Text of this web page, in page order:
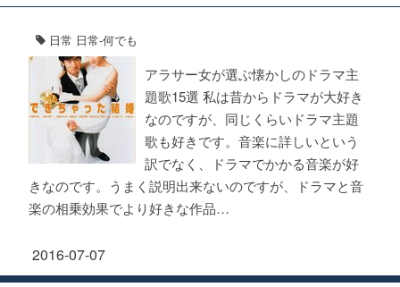
日常 日常-何でも
アラサー女が選ぶ懐かしのドラマ主
題歌15選 私は昔からドラマが大好き
なのですが、同じくらいドラマ主題
歌も好きです。音楽に詳しいという
訳でなく、ドラマでかかる音楽が好
きなのです。うまく説明出来ないのですが、ドラマと音
楽の相乗効果でより好きな作品…
2016-07-07